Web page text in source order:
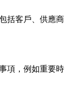
括客戶、供應商
項，例如重要時